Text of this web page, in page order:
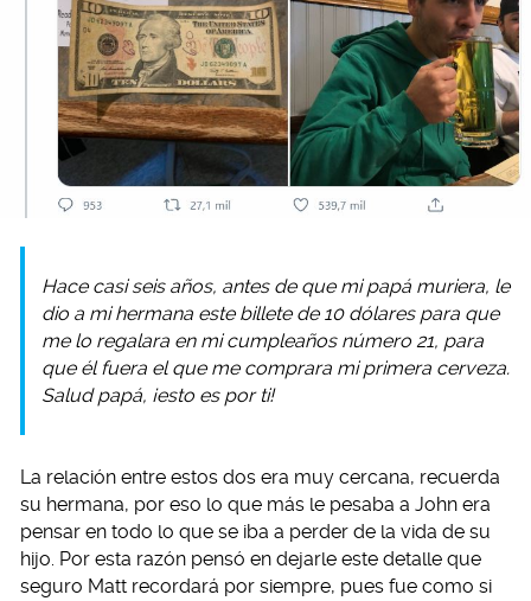
Hace casi seis años, antes de que mi papá muriera, le
dio a mi hermana este billete de 10 dólares para que
me lo regalara en mi cumpleaños número 21, para
que él fuera el que me comprara mi primera cerveza.
Salud papá, ¡esto es por ti!
La relación entre estos dos era muy cercana, recuerda
su hermana, por eso lo que más le pesaba a John era
pensar en todo lo que se iba a perder de la vida de su
hijo. Por esta razón pensó en dejarle este detalle que
seguro Matt recordará por siempre, pues fue como si